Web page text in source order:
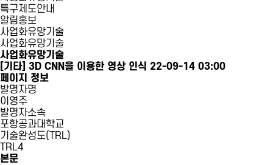
특구제도안내
알림홍보
사업화유망기술
사업화유망기술
사업화유망기술
[기타] 3D CNN을 이용한 영상 인식 22-09-14 03:00
페이지 정보
발명자명
이영주
발명자소속
포항공과대학교
기술완성도(TRL)
TRL4
본문